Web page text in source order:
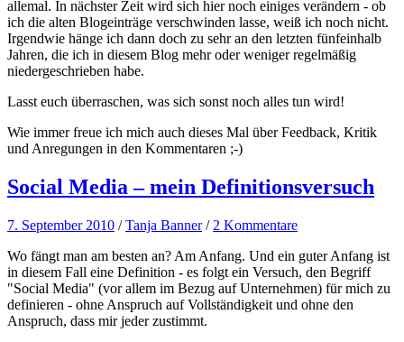
allemal. In nächster Zeit wird sich hier noch einiges verändern - ob
ich die alten Blogeinträge verschwinden lasse, weiß ich noch nicht.
Irgendwie hänge ich dann doch zu sehr an den letzten fünfeinhalb
Jahren, die ich in diesem Blog mehr oder weniger regelmäßig
niedergeschrieben habe.
Lasst euch überraschen, was sich sonst noch alles tun wird!
Wie immer freue ich mich auch dieses Mal über Feedback, Kritik
und Anregungen in den Kommentaren ;-)
Social Media – mein Definitionsversuch
7. September 2010 /Tanja Banner / 2 Kommentare
Wo fängt man am besten an? Am Anfang. Und ein guter Anfang ist
in diesem Fall eine Definition - es folgt ein Versuch, den Begriff
"Social Media" (vor allem im Bezug auf Unternehmen) für mich zu
definieren - ohne Anspruch auf Vollständigkeit und ohne den
Anspruch, dass mir jeder zustimmt.